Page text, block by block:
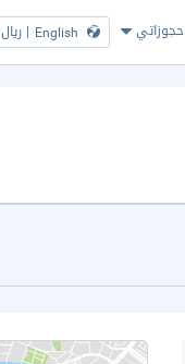
حجوزاتي English
| ريال